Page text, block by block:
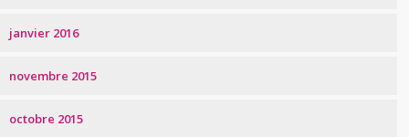
janvier 2016
novembre 2015
octobre 2015